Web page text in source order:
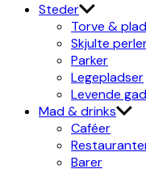
Steder
Torve &
Skjulte
Parker
Legepladser
Levende
Mad & drinks
Caféer
Barer